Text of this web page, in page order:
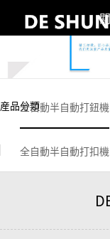
産品分類全自動半自動打鈕機
全自動半自動打扣機